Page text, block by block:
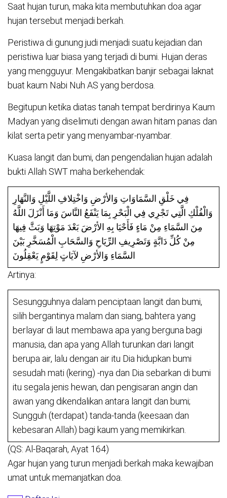
Saat hujan turun, maka kita membutuhkan doa agar
hujan tersebut menjadi berkah.
Peristiwa di gunung judi menjadi suatu kejadian dan
peristiwa luar biasa yang terjadi di bumi. Hujan deras
yang mengguyur. Mengakibatkan banjir sebagai laknat
buat kaum Nabi Nuh AS yang berdosa.
Begitupun ketika diatas tanah tempat berdirinya Kaum
Madyan yang diselimuti dengan awan hitam panas dan
kilat serta petir yang menyambar-nyambar.
Kuasa langit dan bumi, dan pengendalian hujan adalah
bukti Allah SWT maha berkehendak:
فِي خَلْقِ السَّمَاوَاتِ وَالأرْضِ وَاخْتِلافِ اللَّيْلِ وَالنَّهَارِ
وَالْفُلْكِ الَّتِي تَجْرِي فِي الْبَحْرِ بِمَا يَنْفَعُ النَّاسَ وَمَا أَنْزَلَ اللَّهُ
مِنَ السَّمَاءِ مِنْ مَاءٍ فَأَحْيَا بِهِ الأرْضَ بَعْدَ مَوْتِهَا وَبَثَّ فِيهَا
مِنْ كُلِّ دَابَّةٍ وَتَصْرِيفِ الرِّيَاحِ وَالسَّحَابِ الْمُسَخَّرِ بَيْنَ
السَّمَاءِ وَالأرْضِ لآيَاتٍ لِقَوْمٍ يَعْقِلُونَ
Artinya:
Sesungguhnya dalam penciptaan langit dan bumi,
silih bergantinya malam dan siang, bahtera yang
berlayar di laut membawa apa yang berguna bagi
manusia, dan apa yang Allah turunkan dari langit
berupa air, lalu dengan air itu Dia hidupkan bumi
sesudah mati (kering) -nya dan Dia sebarkan di bumi
itu segala jenis hewan, dan pengisaran angin dan
awan yang dikendalikan antara langit dan bumi;
Sungguh (terdapat) tanda-tanda (keesaan dan
kebesaran Allah) bagi kaum yang memikirkan.
(QS: Al-Baqarah, Ayat 164)
Agar hujan yang turun menjadi berkah maka kewajiban
umat untuk memanjatkan doa.